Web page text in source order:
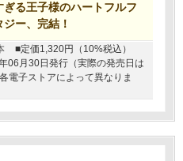
ぎる王子様のハートフルフ
ジー、完結！
■定価1,320円（10%税込）
06月30日発行（実際の発売日は
電子ストアによって異なりま